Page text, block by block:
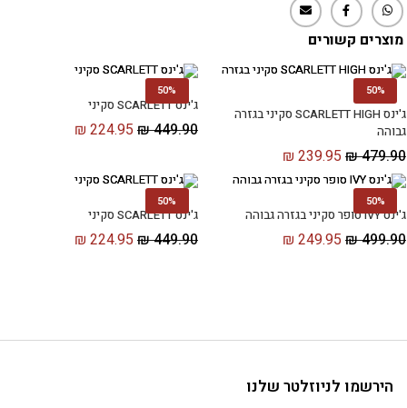
מוצרים קשורים
50%
ג'ינס SCARLETT HIGH סקיני בגזרה
גבוהה
₪479.90
₪ 239.95
50%
ג'ינס SCARLETT סקיני
₪449.90
₪ 224.95
50%
ג'ינס IVY סופר סקיני בגזרה גבוהה
₪499.90
₪ 249.95
50%
ג'ינס SCARLETT סקיני
₪449.90
₪ 224.95
הירשמו לניוזלטר שלנו